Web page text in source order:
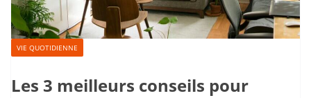
VIE QUOTIDIENNE
Les 3 meilleurs conseils pour